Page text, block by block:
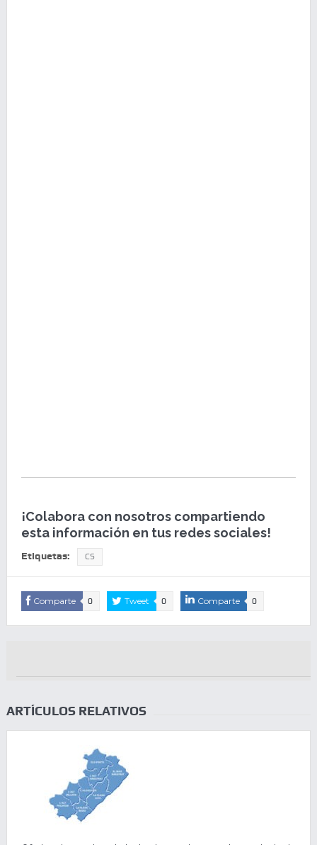
¡Colabora con nosotros compartiendo
esta información en tus redes sociales!
Etiquetas: CS
Comparte 0 Tweet 0 Comparte 0
ARTÍCULOS RELATIVOS